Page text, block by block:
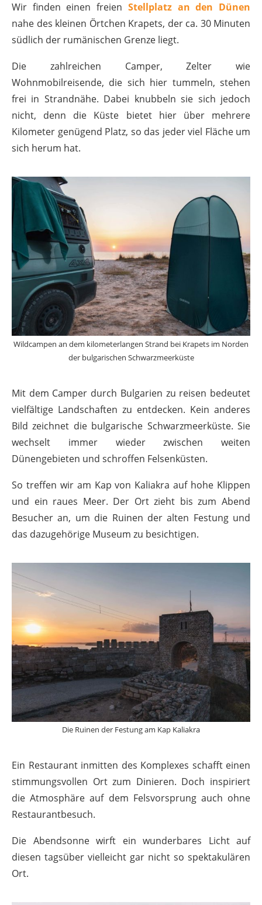
Wir finden einen freien Stellplatz an den Dünen
nahe des kleinen Örtchen Krapets, der ca. 30 Minuten
südlich der rumänischen Grenze liegt.
Die zahlreichen Camper, Zelter wie
Wohnmobilreisende, die sich hier tummeln, stehen
frei in Strandnähe. Dabei knubbeln sie sich jedoch
nicht, denn die Küste bietet hier über mehrere
Kilometer genügend Platz, so das jeder viel Fläche um
sich herum hat.
Wildcampen an dem kilometerlangen Strand bei Krapets im Norden
der bulgarischen Schwarzmeerküste
Mit dem Camper durch Bulgarien zu reisen bedeutet
vielfältige Landschaften zu entdecken. Kein anderes
Bild zeichnet die bulgarische Schwarzmeerküste. Sie
wechselt immer wieder zwischen weiten
Dünengebieten und schroffen Felsenküsten.
So treffen wir am Kap von Kaliakra auf hohe Klippen
und ein raues Meer. Der Ort zieht bis zum Abend
Besucher an, um die Ruinen der alten Festung und
das dazugehörige Museum zu besichtigen.
Die Ruinen der Festung am Kap Kaliakra
Ein Restaurant inmitten des Komplexes schafft einen
stimmungsvollen Ort zum Dinieren. Doch inspiriert
die Atmosphäre auf dem Felsvorsprung auch ohne
Restaurantbesuch.
Die Abendsonne wirft ein wunderbares Licht auf
diesen tagsüber vielleicht gar nicht so spektakulären
Ort.